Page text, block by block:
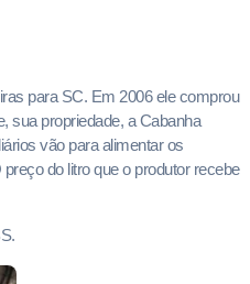
para SC. Em 2006 ele comprou
sua propriedade, a Cabanha
vão para alimentar os
do litro que o produtor recebe